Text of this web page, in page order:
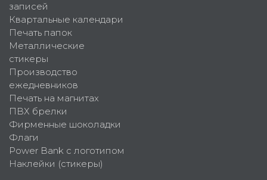
записей
Квартальные календари
Печать папок
Металлические
стикеры
Производство
ежедневников
Печать на магнитах
ПВХ брелки
Фирменные шоколадки
Флаги
Power Bank с логотипом
Наклейки (стикеры)